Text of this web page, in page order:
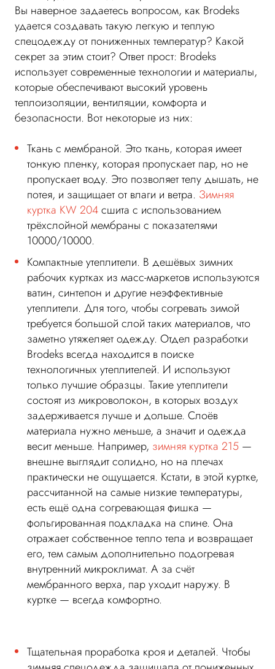
Вы наверное задаетесь вопросом, как Brodeks
удается создавать такую легкую и теплую
спецодежду от пониженных температур? Какой
секрет за этим стоит? Ответ прост: Brodeks
использует современные технологии и материалы,
которые обеспечивают высокий уровень
теплоизоляции, вентиляции, комфорта и
безопасности. Вот некоторые из них:
Ткань с мембраной. Это ткань, которая имеет
тонкую пленку, которая пропускает пар, но не
пропускает воду. Это позволяет телу дышать, не
потея, и защищает от влаги и ветра. Зимняя
куртка KW 204сшита с использованием
трёхслойной мембраны с показателями
10000/10000.
Компактные утеплители. В дешёвых зимних
рабочих куртках из масс-маркетов используются
ватин, синтепон и другие неэффективные
утеплители. Для того, чтобы согревать зимой
требуется большой слой таких материалов, что
заметно утяжеляет одежду. Отдел разработки
Brodeks всегда находится в поиске
технологичных утеплителей. И используют
только лучшие образцы. Такие утеплители
состоят из микроволокон, в которых воздух
задерживается лучше и дольше. Слоёв
материала нужно меньше, а значит и одежда
весит меньше. Например, зимняя куртка 215 —
внешне выглядит солидно, но на плечах
практически не ощущается. Кстати, в этой куртке,
рассчитанной на самые низкие температуры,
есть ещё одна согревающая фишка —
фольгированная подкладка на спине. Она
отражает собственное тепло тела и возвращает
его, тем самым дополнительно подогревая
внутренний микроклимат. А за счёт
мембранного верха, пар уходит наружу. В
куртке — всегда комфортно.
Тщательная проработка кроя и деталей. Чтобы